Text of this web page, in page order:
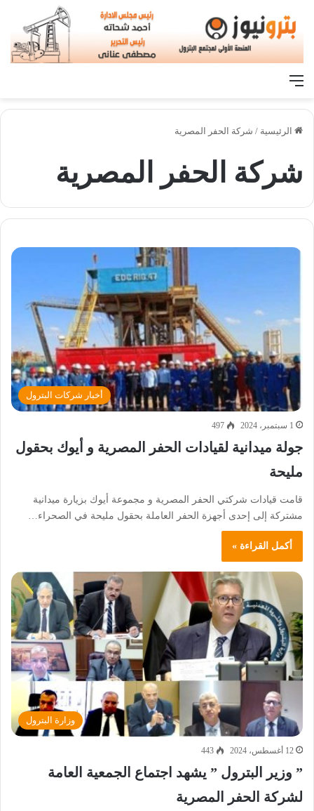
القائمة
الرئيسية / شركة الحفر المصرية
شركة الحفر المصرية
أخبار شركات البترول
1 سبتمبر، 2024 497
جولة ميدانية لقيادات الحفر المصرية و أيوك بحقول
مليحة
قامت قيادات شركتي الحفر المصرية و مجموعة أيوك بزيارة ميدانية
مشتركة إلى إحدى أجهزة الحفر العاملة بحقول مليحة في الصحراء…
أكمل القراءة »
وزارة البترول
12 أغسطس، 2024 443
” وزير البترول ” يشهد اجتماع الجمعية العامة
لشركة الحفر المصرية